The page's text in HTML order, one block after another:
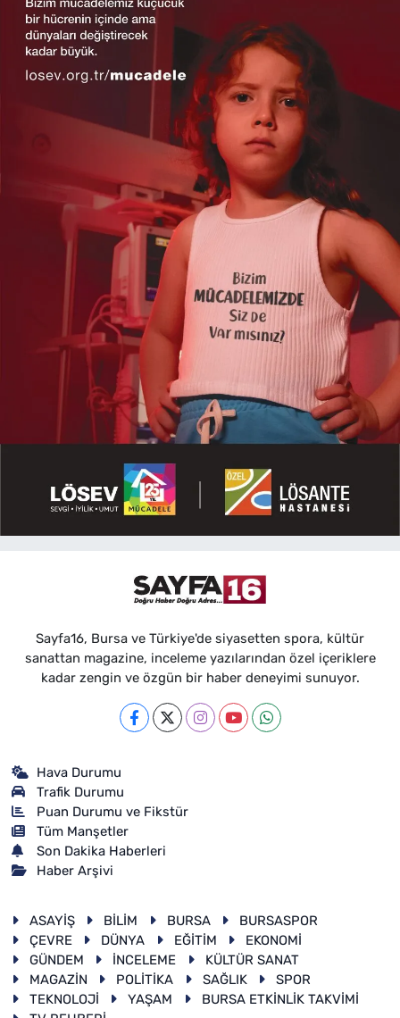
Sayfa16, Bursa ve Türkiye'de siyasetten spora, kültür
sanattan magazine, inceleme yazılarından özel içeriklere
kadar zengin ve özgün bir haber deneyimi sunuyor.
Hava Durumu
Trafik Durumu
Puan Durumu ve Fikstür
Tüm Manşetler
Son Dakika Haberleri
Haber Arşivi
ASAYİŞ BİLİM BURSA
BURSASPOR
ÇEVRE
DÜNYA EĞİTİM
EKONOMİ
GÜNDEM
İNCELEME
KÜLTÜR SANAT
MAGAZİN
POLİTİKA SAĞLIK
SPOR
TEKNOLOJİ
YAŞAM
BURSA ETKİNLİK TAKVİMİ